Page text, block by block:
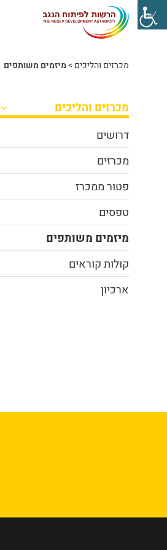
מכרזים והליכים >מיזמים משותפים
מכרזים והליכים
דרושים
מכרזים
פטור ממכרז
טפסים
מיזמים משותפים
קולות קוראים
ארכיון